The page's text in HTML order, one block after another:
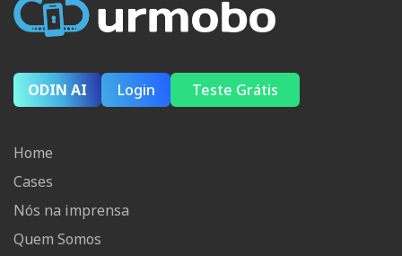
ODIN AI Login Teste Grátis
Home
Cases
Nós na imprensa
Quem Somos